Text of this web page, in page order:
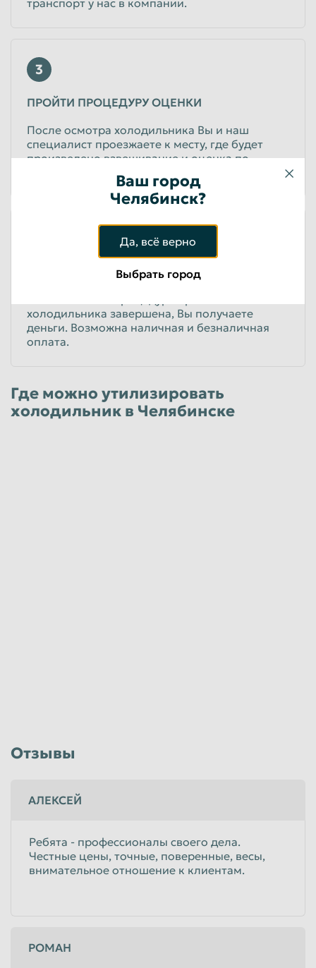
3
ПРОЙТИ ПРОЦЕДУРУ ОЦЕНКИ
После осмотра холодильника Вы и наш
специалист проезжаете к месту, где будет
произведено взвешивание и оценка по
ПОЛУЧИТЬ СВОИ ДЕНЬГИ
холодильника завершена, Вы получаете
деньги. Возможна наличная и безналичная
оплата.
Где можно утилизировать
холодильник в Челябинске
Отзывы
АЛЕКСЕЙ
Ребята - профессионалы своего дела.
Честные цены, точные, поверенные, весы,
внимательное отношение к клиентам.
РОМАН
Ваш город
Челябинск?
Да, всё верно
Выбрать город